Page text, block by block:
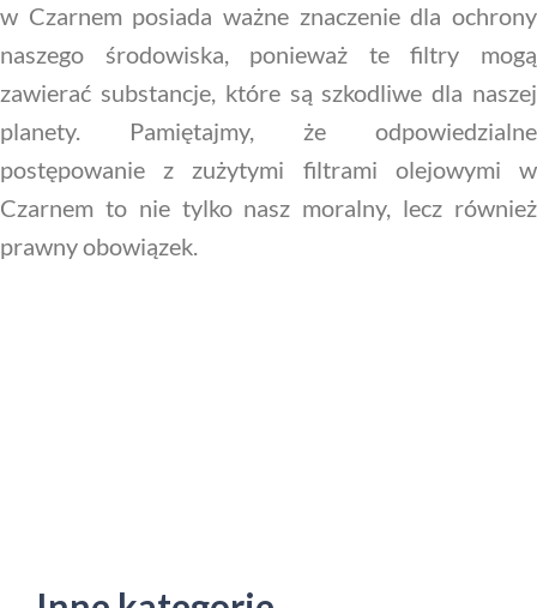
w Czarnem posiada ważne znaczenie dla ochrony
naszego środowiska, ponieważ te filtry mogą
zawierać substancje, które są szkodliwe dla naszej
planety. Pamiętajmy, że odpowiedzialne
postępowanie z zużytymi filtrami olejowymi w
Czarnem to nie tylko nasz moralny, lecz również
prawny obowiązek.